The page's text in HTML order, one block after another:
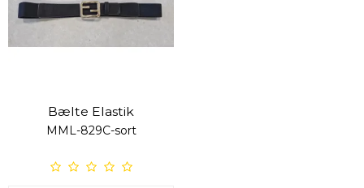
Bælte Elastik
MML-829C-sort